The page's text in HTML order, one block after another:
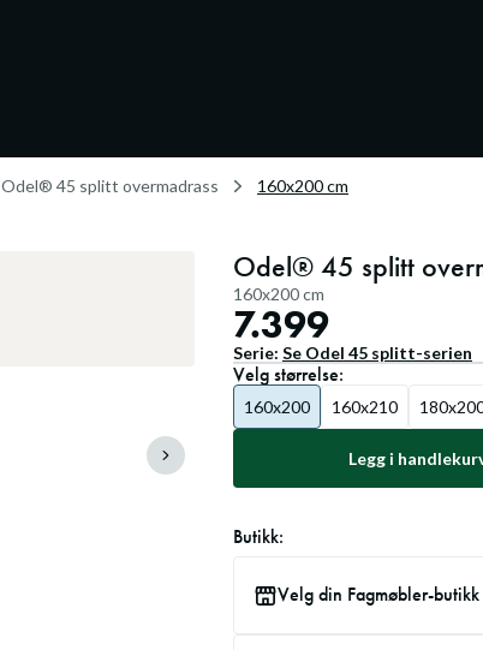
Odel® 45 splitt overmadrass 160x200 cm
Odel® 45 splitt
160x200 cm
7.399
Serie: Se Odel 45 splitt-serien
Velgstørrelse:
160x200 160x210
Legg i
Butikk:
Velg din Fagmøbler-butikk